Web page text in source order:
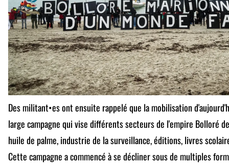
Des militant•es ont ensuite rappelé que la mobilisation
large campagne qui vise différents secteurs de l'empire Bolloré
huile de palme, industrie de la surveillance, éditions, livres
Cette campagne a commencé à se décliner sous de multiples